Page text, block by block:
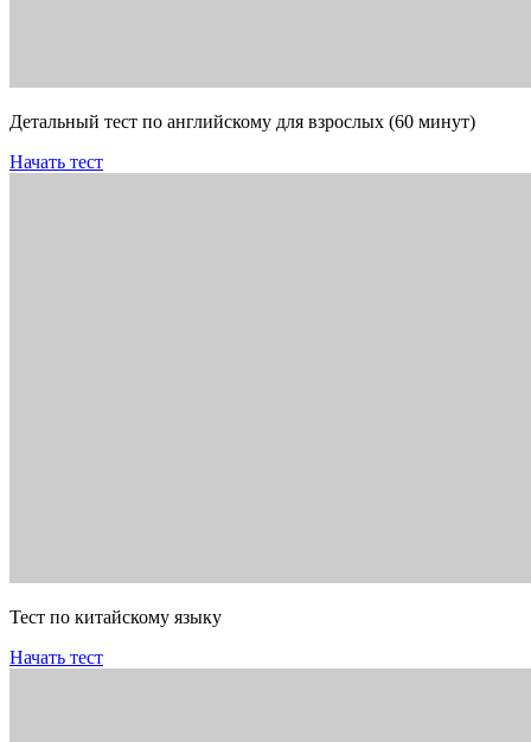
Детальный тест по английскому для взрослых (60 минут)
Начать тест
Тест по китайскому языку
Начать тест